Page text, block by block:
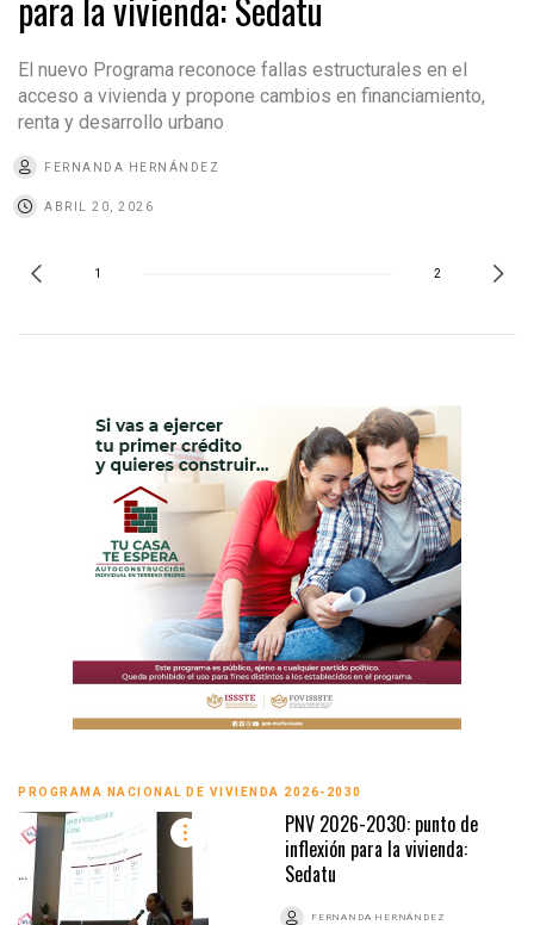
El nuevo Programa reconoce fallas estructurales en el
acceso a vivienda y propone cambios en financiamiento,
renta y desarrollo urbano
FERNANDA HERNÁNDEZ
ABRIL 20, 2026
1 2
PROGRAMA NACIONAL DE VIVIENDA 2026-2030
PNV 2026-2030: punto de
inflexión para la vivienda:
Sedatu
FERNANDA HERNÁNDEZ